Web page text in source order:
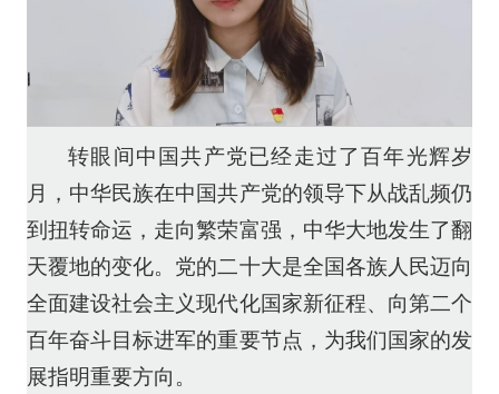
转眼间中国共产党已经走过了百年光辉岁
月，中华民族在中国共产党的领导下从战乱频仍
到扭转命运，走向繁荣富强，中华大地发生了翻
天覆地的变化。党的二十大是全国各族人民迈向
全面建设社会主义现代化国家新征程、向第二个
百年奋斗目标进军的重要节点，为我们国家的发
展指明重要方向。